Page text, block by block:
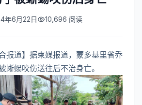
年6月22日 10,696 阅读
报道】据柬媒报道，蒙多基里省乔
蜥蜴咬伤送往后不治身亡。